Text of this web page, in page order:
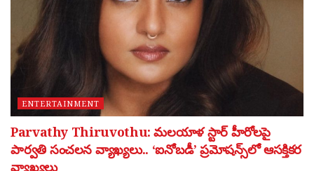
ENTERTAINMENT
Parvathy Thiruvothu: మలయాళ స్టార్ హీరోలపై
పార్వతి సంచలన వ్యాఖ్యలు.. ‘ఐనోబడీ’ ప్రమోషన్స్‌లో ఆసక్తికర
వ్యాఖ్యలు